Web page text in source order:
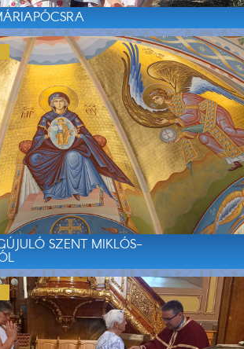
SZENT MIKLÓS-